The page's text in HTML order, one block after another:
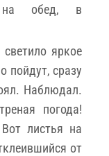
на обед, в
яркое
пойдут, сразу
Наблюдал.
погода!
листья на
от